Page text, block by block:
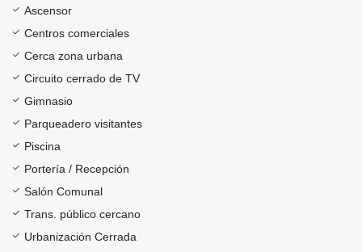
Ascensor
Centros comerciales
Cerca zona urbana
Circuito cerrado de TV
Gimnasio
Parqueadero visitantes
Piscina
Portería / Recepción
Salón Comunal
Trans. público cercano
Urbanización Cerrada